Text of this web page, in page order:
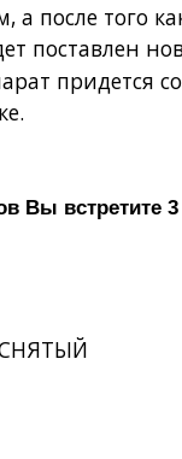
после того
поставлен
придется
Вы встретите
СНЯТЫЙ